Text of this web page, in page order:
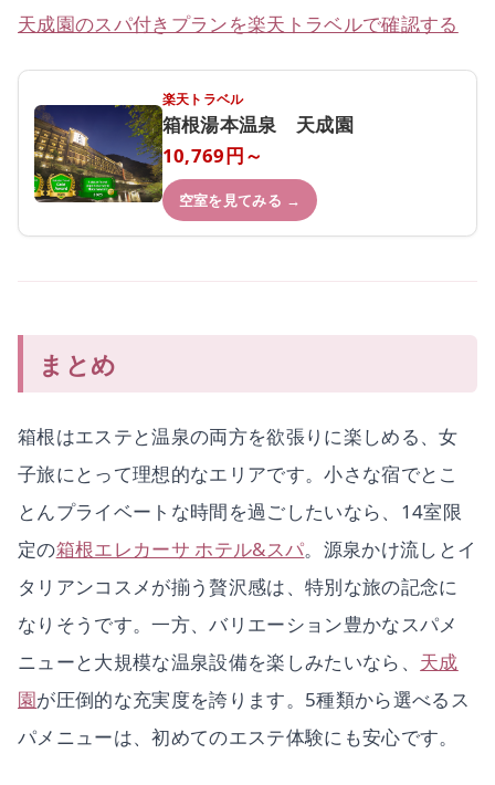
天成園のスパ付きプランを楽天トラベルで確認する
楽天トラベル
箱根湯本温泉 天成園
10,769円～
空室を見てみる →
まとめ
箱根はエステと温泉の両方を欲張りに楽しめる、女
子旅にとって理想的なエリアです。小さな宿でとこ
とんプライベートな時間を過ごしたいなら、14室限
定の箱根エレカーサ ホテル&スパ。源泉かけ流しとイ
タリアンコスメが揃う贅沢感は、特別な旅の記念に
なりそうです。一方、バリエーション豊かなスパメ
ニューと大規模な温泉設備を楽しみたいなら、 天成
園が圧倒的な充実度を誇ります。5種類から選べるス
パメニューは、初めてのエステ体験にも安心です。